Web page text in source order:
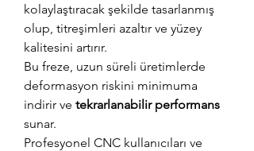
kolaylaştıracak şekilde tasarlanmış
olup, titreşimleri azaltır ve yüzey
kalitesini artırır.
Bu freze, uzun süreli üretimlerde
deformasyon riskini minimuma
indirir ve tekrarlanabilir performans
sunar.
Profesyonel CNC kullanıcıları ve